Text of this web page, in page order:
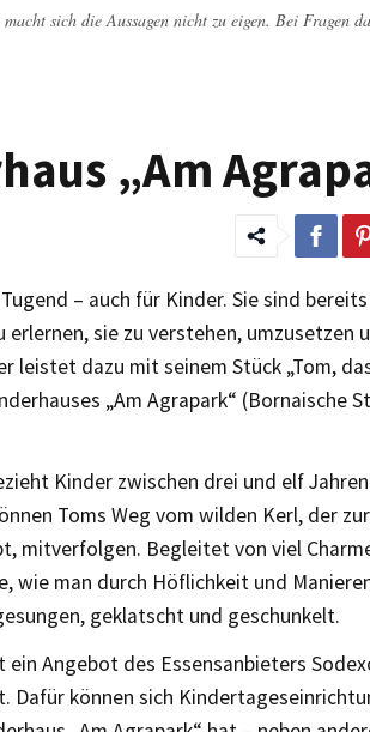
sich die Aussagen nicht zu eigen. Bei Fragen
„Am
– auch für Kinder. Sie sind
erlernen, sie zu verstehen, umzusetzen
leistet dazu mit seinem Stück „Tom,
„Am Agrapark“ (Bornaische
Kinder zwischen drei und elf
Toms Weg vom wilden Kerl, der
mitverfolgen. Begleitet von viel
wie man durch Höflichkeit und
geklatscht und geschunkelt.
Angebot des Essensanbieters
Dafür können sich